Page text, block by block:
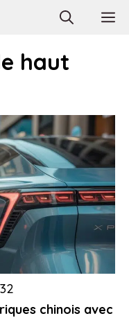
haut
chinois avec